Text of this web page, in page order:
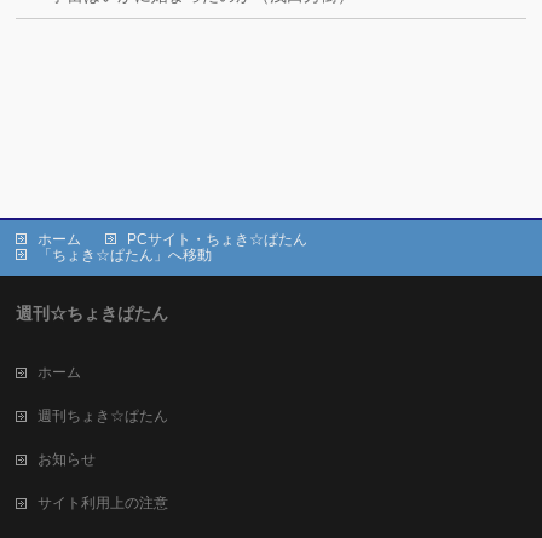
ホーム
PCサイト・ちょき☆ぱたん
「ちょき☆ぱたん」へ移動
週刊☆ちょきぱたん
ホーム
週刊ちょき☆ぱたん
お知らせ
サイト利用上の注意